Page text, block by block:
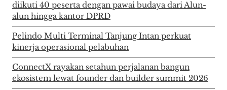
diikuti 40 peserta dengan pawai budaya dari Alun-
alun hingga kantor DPRD
Pelindo Multi Terminal Tanjung Intan perkuat
kinerja operasional pelabuhan
ConnectX rayakan setahun perjalanan bangun
ekosistem lewat founder dan builder summit 2026